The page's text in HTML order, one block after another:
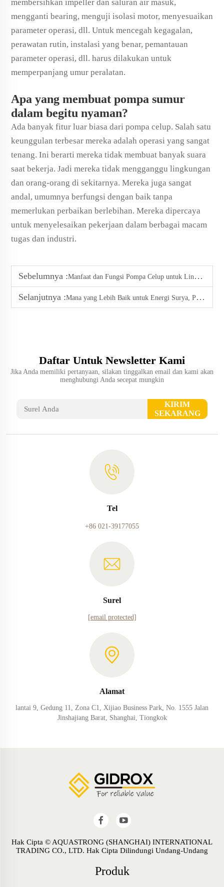
membersihkan impeller dan saluran air masuk,
mengganti bearing, menguji isolasi motor, menyesuaikan
parameter operasi, dll. Untuk mencegah kegagalan,
perawatan rutin, instalasi yang benar, pemantauan
parameter operasi, dll. harus dilakukan untuk
memperpanjang umur peralatan.
Apa yang membuat pompa sumur
dalam begitu nyaman?
Ada banyak fitur luar biasa dari pompa celup. Salah satu
keunggulan terbesar mereka adalah operasi yang sangat
tenang. Ini berarti mereka tidak membuat banyak suara
saat bekerja. Jadi mereka tidak mengganggu lingkungan
dan orang-orang di sekitarnya. Mereka juga sangat
andal, umumnya berfungsi dengan baik tanpa
memerlukan perbaikan berlebihan. Mereka dipercaya
untuk menyelesaikan pekerjaan dalam berbagai macam
tugas dan industri.
Sebelumnya :Manfaat dan Fungsi Pompa Celup untuk Lingkungan
Selanjutnya :Mana yang Lebih Baik untuk Energi Surya, Pengontrol Internal atau Pengontrol Eksternal?
Daftar Untuk Newsletter Kami
Jika Anda memiliki pertanyaan, silakan tinggalkan email dan kami akan
menghubungi Anda secepat mungkin
KIRIM
SEKARANG
Tel
+86 021-39177055
Surel
[email protected]
Alamat
lantai 9, Gedung 11, Zona C1, Xijiao Business Park, No. 1555 Jalan
Jinshajiang Barat, Shanghai, Tiongkok
Hak Cipta © AQUASTRONG (SHANGHAI) INTERNATIONAL
TRADING CO., LTD. Hak Cipta Dilindungi Undang-Undang
Produk